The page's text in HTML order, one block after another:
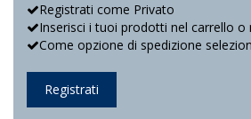
Registrati come Privato
Inserisci i tuoi prodotti nel carrello o
Come opzione di spedizione
Registrati